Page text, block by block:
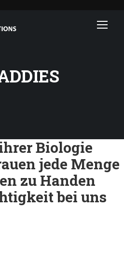
Biologie
jede Menge
zu Handen
bei uns